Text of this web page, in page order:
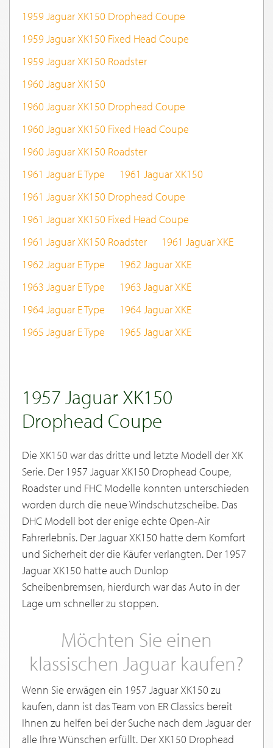
1959 Jaguar XK150 Drophead Coupe
1959 Jaguar XK150 Fixed Head Coupe
1959 Jaguar XK150 Roadster
1960 Jaguar XK150
1960 Jaguar XK150 Drophead Coupe
1960 Jaguar XK150 Fixed Head Coupe
1960 Jaguar XK150 Roadster
1961 Jaguar E Type
1961 Jaguar XK150
1961 Jaguar XK150 Drophead Coupe
1961 Jaguar XK150 Fixed Head Coupe
1961 Jaguar XK150 Roadster
1961 Jaguar XKE
1962 Jaguar E Type
1962 Jaguar XKE
1963 Jaguar E Type
1963 Jaguar XKE
1964 Jaguar E Type
1964 Jaguar XKE
1965 Jaguar E Type
1965 Jaguar XKE
1957 Jaguar XK150
Drophead Coupe
Die XK150 war das dritte und letzte Modell der XK
Serie. Der 1957 Jaguar XK150 Drophead Coupe,
Roadster und FHC Modelle konnten unterschieden
worden durch die neue Windschutzscheibe. Das
DHC Modell bot der enige echte Open-Air
Fahrerlebnis. Der Jaguar XK150 hatte dem Komfort
und Sicherheit der die Käufer verlangten. Der 1957
Jaguar XK150 hatte auch Dunlop
Scheibenbremsen, hierdurch war das Auto in der
Lage um schneller zu stoppen.
Möchten Sie einen
klassischen Jaguar kaufen?
Wenn Sie erwägen ein 1957 Jaguar XK150 zu
kaufen, dann ist das Team von ER Classics bereit
Ihnen zu helfen bei der Suche nach dem Jaguar der
alle Ihre Wünschen erfüllt. Der XK150 Drophead